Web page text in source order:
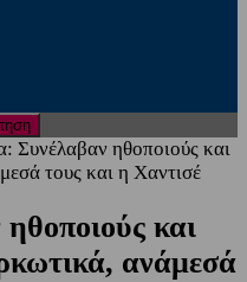
Συνέλαβαν ηθοποιούς και
τους και η Χαντισέ
και
ανάμεσά